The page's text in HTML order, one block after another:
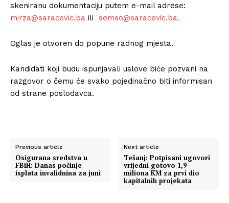
skeniranu dokumentaciju putem e-mail adrese:
mirza@saracevic.ba ili semso@saracevic.ba.
Oglas je otvoren do popune radnog mjesta.
Kandidati koji budu ispunjavali uslove biće pozvani na
razgovor o čemu će svako pojedinačno biti informisan
od strane poslodavca.
Previous article
Osigurana sredstva u
FBiH: Danas počinje
isplata invalidnina za juni
Next article
Tešanj: Potpisani ugovori
vrijedni gotovo 1,9
miliona KM za prvi dio
kapitalnih projekata